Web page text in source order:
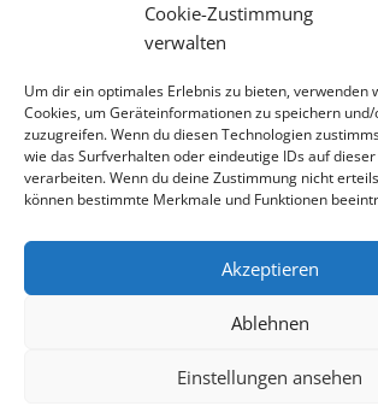
Cookie-Zustimmung
verwalten
Um dir ein optimales Erlebnis zu bieten, verwenden
Cookies, um Geräteinformationen zu speichern
zuzugreifen. Wenn du diesen Technologien
wie das Surfverhalten oder eindeutige IDs auf dieser
verarbeiten. Wenn du deine Zustimmung nicht
können bestimmte Merkmale und Funktionen
Akzeptieren
Ablehnen
Einstellungen ansehen
Oktober 2019
September 2019
Juli 2019
WordPress.